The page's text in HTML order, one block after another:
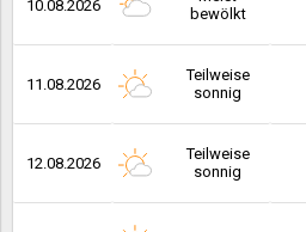
10.08.2026
bewölkt
11.08.2026
Teilweise
sonnig
12.08.2026
Teilweise
sonnig